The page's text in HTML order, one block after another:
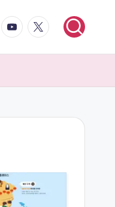
YouTubeTwitter